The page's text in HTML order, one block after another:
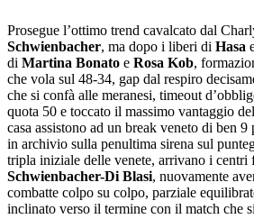
Prosegue l’ottimo trend cavalcato dal
Schwienbacher, ma dopo i liberi di Hasa
di Martina Bonato e Rosa Kob,
che vola sul 48-34, gap dal respiro
che si confà alle meranesi, timeout
quota 50 e toccato il massimo vantaggio
casa assistono ad un break veneto di ben
in archivio sulla penultima sirena sul
tripla iniziale delle venete, arrivano i centri
Schwienbacher-Di Blasi, nuovamente
combatte colpo su colpo, parziale
inclinato verso il termine con il match che